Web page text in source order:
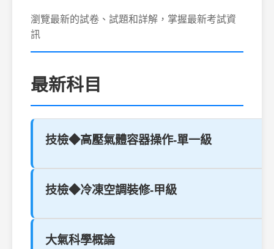
瀏覽最新的試卷、試題和詳解，掌握最新考試資
訊
最新科目
技檢◆高壓氣體容器操作-單一級
技檢◆冷凍空調裝修-甲級
大氣科學概論